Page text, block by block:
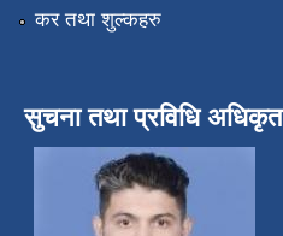
कर तथा शुल्कहरु
सुचना तथा प्रविधि अधिकृत